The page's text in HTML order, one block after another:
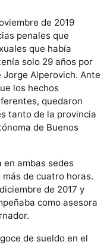
de 2019
penales que
que había
solo 29 años por
Alperovich. Ante
los hechos
quedaron
tanto de la provincia
de Buenos
ambas sedes
de cuatro horas.
de 2017 y
como asesora
de sueldo en el